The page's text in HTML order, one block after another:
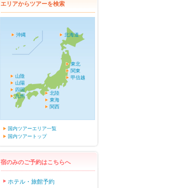
エリアからツアーを検索
北海道
東北
関東
甲信越
北陸
東海
関西
山陰
山陽
四国
九州
沖縄
国内ツアーエリア一覧
国内ツアートップ
宿のみのご予約はこちらへ
ホテル・旅館予約